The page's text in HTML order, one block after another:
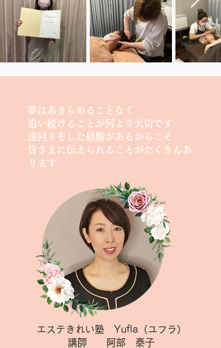
夢はあきらめることなく
追い続けることが何より大切です
遠回りをした経験があるからこそ
​皆さまに伝えられることがたくさんあ
ります
エステきれい塾 Yufla（ユフラ）
​講師 阿部 泰子